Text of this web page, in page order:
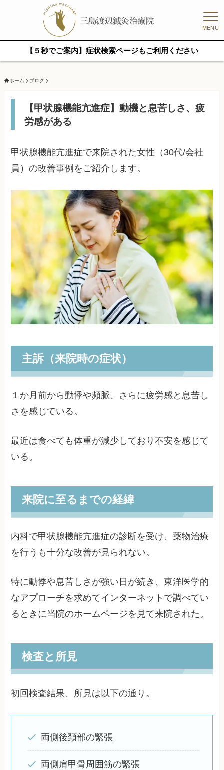
MENU
【５秒でご案内】症状検索ページもご利用ください
ホーム ブログ
【甲状腺機能亢進症】動機と息苦しさ、疲
労感がある
甲状腺機能亢進症で来院された女性（30代/会社
員）の改善事例をご紹介します。
主訴（来院時の症状）
１か月前から動悸や頻脈、さらに疲労感と息苦し
さを感じている。
最近は食べても体重が減少しており不安を感じて
いる。
来院に至るまでの経緯
内科で甲状腺機能亢進症の診断を受け、薬物治療
を行うも十分な改善が見られない。
特に動悸や息苦しさが強い日が続き、東洋医学的
なアプローチを求めてインターネットで調べてい
るときに当院のホームページを見て来院された。
検査と所見
初回検査結果、所見は以下の通り。
両側後頚部の緊張
両側肩甲骨周囲筋の緊張